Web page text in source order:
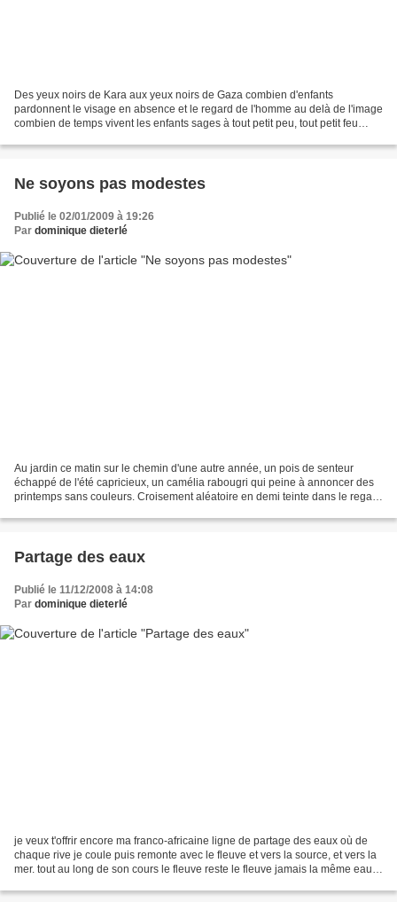
Des yeux noirs de Kara aux yeux noirs de Gaza combien d'enfants
pardonnent le visage en absence et le regard de l'homme au delà de l'image
combien de temps vivent les enfants sages à tout petit peu, tout petit feu
Ne soyons pas modestes
Publié le 02/01/2009 à 19:26
Par dominique dieterlé
Au jardin ce matin sur le chemin d'une autre année, un pois de senteur
échappé de l'été capricieux, un camélia rabougri qui peine à annoncer des
printemps sans couleurs. Croisement aléatoire en demi teinte dans le regard
Partage des eaux
Publié le 11/12/2008 à 14:08
Par dominique dieterlé
je veux t'offrir encore ma franco-africaine ligne de partage des eaux où de
chaque rive je coule puis remonte avec le fleuve et vers la source, et vers la
mer. tout au long de son cours le fleuve reste le fleuve jamais la même eau